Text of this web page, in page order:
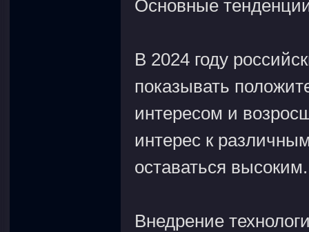
Основные
В 2024 году
показывать
интересом и
интерес к
оставаться высоким.
Внедрение